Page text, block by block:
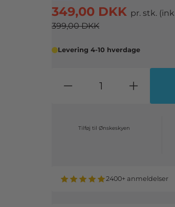
349,00 DKK pr. stk.
399,00 DKK
Levering 4-10 hverdage
Tilføj til Ønskeskyen
2400+ anmeldelser